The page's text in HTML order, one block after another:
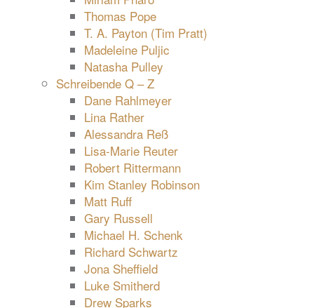
Thomas Pope
T. A. Payton (Tim Pratt)
Madeleine Puljic
Natasha Pulley
Schreibende Q – Z
Dane Rahlmeyer
Lina Rather
Alessandra Reß
Lisa-Marie Reuter
Robert Rittermann
Kim Stanley Robinson
Matt Ruff
Gary Russell
Michael H. Schenk
Richard Schwartz
Jona Sheffield
Luke Smitherd
Drew Sparks